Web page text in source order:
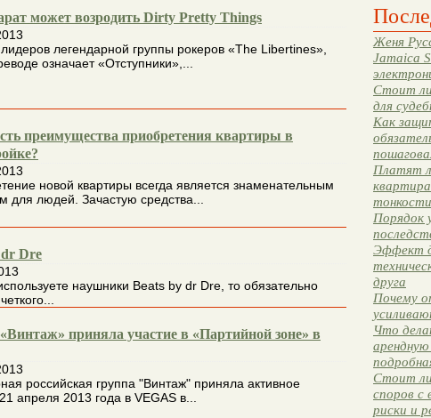
Женя
Jamaica
Стоит ли
для
Как
Платят
Порядок
Эффект
друга
Почему
Что
Стоит
споров с
риски и
может возродить Dirty Pretty Things
легендарной группы рокеров «The Libertines»,
означает «Отступники»,...
преимущества приобретения квартиры в
новой квартиры всегда является знаменательным
для людей. Зачастую средства...
Dre
наушники Beats by dr Dre, то обязательно
приняла участие в «Партийной зоне» в
российская группа "Винтаж" приняла активное
апреля 2013 года в VEGAS в...